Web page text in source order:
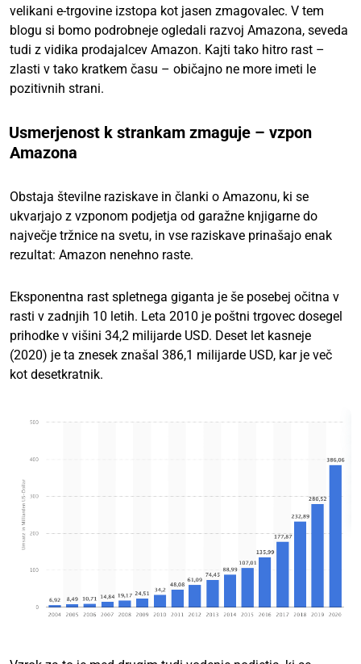
velikani e-trgovine izstopa kot jasen zmagovalec. V tem
blogu si bomo podrobneje ogledali razvoj Amazona, seveda
tudi z vidika prodajalcev Amazon. Kajti tako hitro rast –
zlasti v tako kratkem času – običajno ne more imeti le
pozitivnih strani.
Usmerjenost k strankam zmaguje – vzpon
Amazona
Obstaja številne raziskave in članki o Amazonu, ki se
ukvarjajo z vzponom podjetja od garažne knjigarne do
največje tržnice na svetu, in vse raziskave prinašajo enak
rezultat: Amazon nenehno raste.
Eksponentna rast spletnega giganta je še posebej očitna v
rasti v zadnjih 10 letih. Leta 2010 je poštni trgovec dosegel
prihodke v višini 34,2 milijarde USD. Deset let kasneje
(2020) je ta znesek znašal 386,1 milijarde USD, kar je več
kot desetkratnik.